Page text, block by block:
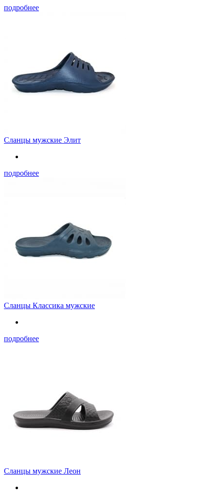
подробнее
Сланцы мужские Элит
подробнее
Сланцы Классика мужские
подробнее
Сланцы мужские Леон